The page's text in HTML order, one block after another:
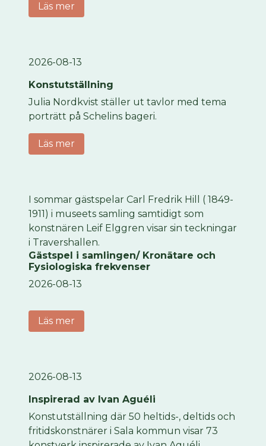
Läs mer
2026-08-13
Konstutställning
Julia Nordkvist ställer ut tavlor med tema
porträtt på Schelins bageri.
Läs mer
2026-08-13
Gästspel i samlingen/ Kronätare och
Fysiologiska frekvenser
I sommar gästspelar Carl Fredrik Hill ( 1849-
1911) i museets samling samtidigt som
konstnären Leif Elggren visar sin teckningar
i Travershallen.
Läs mer
2026-08-13
Inspirerad av Ivan Aguéli
Konstutställning där 50 heltids-, deltids och
fritidskonstnärer i Sala kommun visar 73